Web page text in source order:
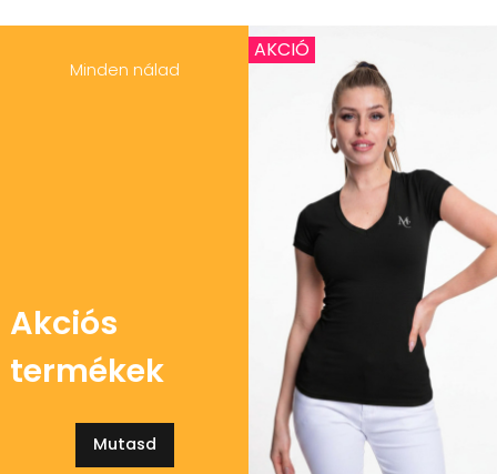
Minden nálad
Akciós
termékek
Mutasd
AKCIÓ